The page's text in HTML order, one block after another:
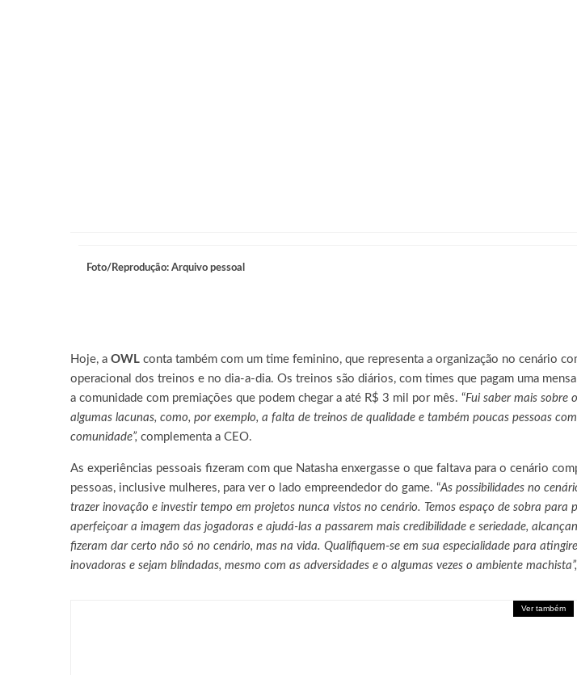
Foto/Reprodução: Arquivo pessoal
Hoje, a OWL conta também com um time feminino, que representa a organização no cenário
operacional dos treinos e no dia-a-dia. Os treinos são diários, com times que pagam uma
a comunidade com premiações que podem chegar a até R$ 3 mil por mês. “Fui saber mais sobre
algumas lacunas, como, por exemplo, a falta de treinos de qualidade e também poucas pessoas
comunidade”, complementa a CEO.
As experiências pessoais fizeram com que Natasha enxergasse o que faltava para o cenário
pessoas, inclusive mulheres, para ver o lado empreendedor do game. “As possibilidades no
trazer inovação e investir tempo em projetos nunca vistos no cenário. Temos espaço de sobra
aperfeiçoar a imagem das jogadoras e ajudá-las a passarem mais credibilidade e seriedade,
fizeram dar certo não só no cenário, mas na vida. Qualifiquem-se em sua especialidade para
inovadoras e sejam blindadas, mesmo com as adversidades e o algumas vezes o ambiente machista”,
Ver também